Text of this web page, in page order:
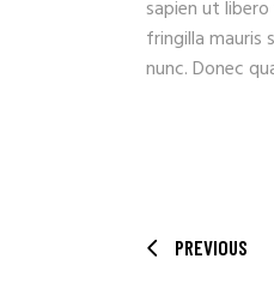
sapien ut
fringilla mauris
nunc. Donec
PREVIOUS